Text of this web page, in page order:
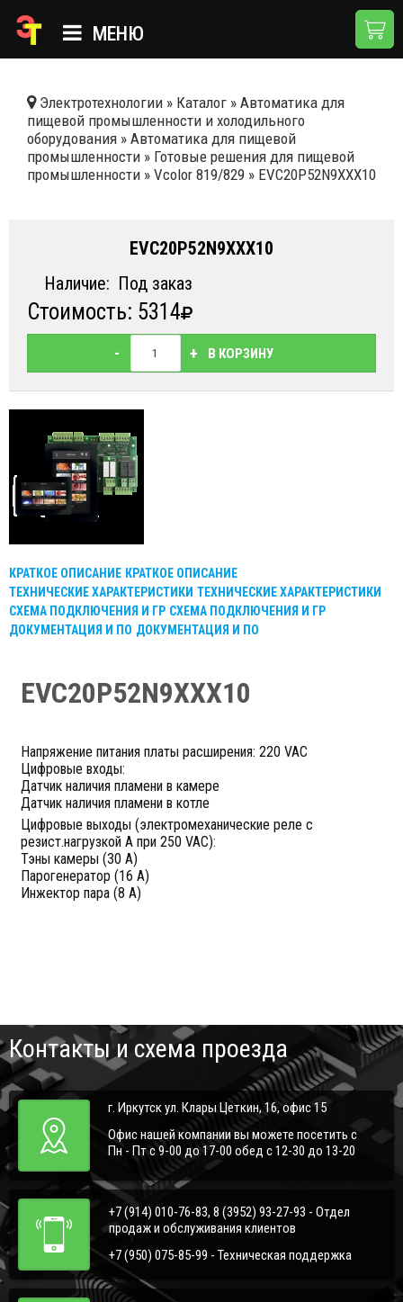
МЕНЮ
КАТАЛОГ
О КОМПАНИИ
ДОСТАВКА И ОПЛАТА
КОНТАКТЫ
Электротехнологии » Каталог » Автоматика для
пищевой промышленности и холодильного
оборудования » Автоматика для пищевой
промышленности » Готовые решения для пищевой
промышленности » Vcolor 819/829 » EVC20P52N9XXX10
EVC20P52N9XXX10
Наличие: Под заказ
Стоимость: 5314
- + В КОРЗИНУ
КРАТКОЕ ОПИСАНИЕ КРАТКОЕ ОПИСАНИЕ
ТЕХНИЧЕСКИЕ ХАРАКТЕРИСТИКИ ТЕХНИЧЕСКИЕ ХАРАКТЕРИСТИКИ
СХЕМА ПОДКЛЮЧЕНИЯ И ГР СХЕМА ПОДКЛЮЧЕНИЯ И ГР
ДОКУМЕНТАЦИЯ И ПО ДОКУМЕНТАЦИЯ И ПО
EVC20P52N9XXX10
Напряжение питания платы расширения: 220 VAC
Цифровые входы:
Датчик наличия пламени в камере
Датчик наличия пламени в котле
Цифровые выходы (электромеханические реле с
резист.нагрузкой А при 250 VAC):
Тэны камеры (30 А)
Парогенератор (16 А)
Инжектор пара (8 А)
Контакты и схема проезда
г. Иркутск ул. Клары Цеткин, 16, офис 15
Офис нашей компании вы можете посетить с
Пн - Пт с 9-00 до 17-00 обед с 12-30 до 13-20
+7 (914) 010-76-83, 8 (3952) 93-27-93 - Отдел
продаж и обслуживания клиентов
+7 (950) 075-85-99 - Техническая поддержка